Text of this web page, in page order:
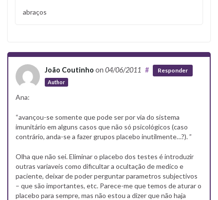
abraços
João Coutinho on 04/06/2011
Author
# Responder
Ana:
“avançou-se somente que pode ser por via do sistema
imunitário em alguns casos que não só psicológicos (caso
contrário, anda-se a fazer grupos placebo inutilmente…?). ”
Olha que não sei. Eliminar o placebo dos testes é introduzir
outras variaveis como dificultar a ocultação de medico e
paciente, deixar de poder perguntar parametros subjectivos
– que são importantes, etc. Parece-me que temos de aturar o
placebo para sempre, mas não estou a dizer que não haja